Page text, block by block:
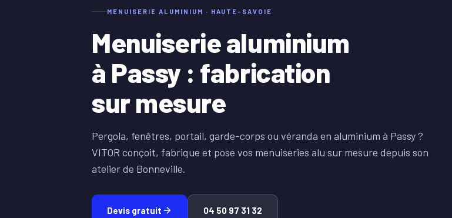
MENUISERIE ALUMINIUM · HAUTE-SAVOIE
Menuiserie aluminium
à Passy : fabrication
sur mesure
Pergola, fenêtres, portail, garde-corps ou véranda en aluminium à Passy ?
VITOR conçoit, fabrique et pose vos menuiseries alu sur mesure depuis son
atelier de Bonneville.
Devis gratuit 04 50 97 31 32